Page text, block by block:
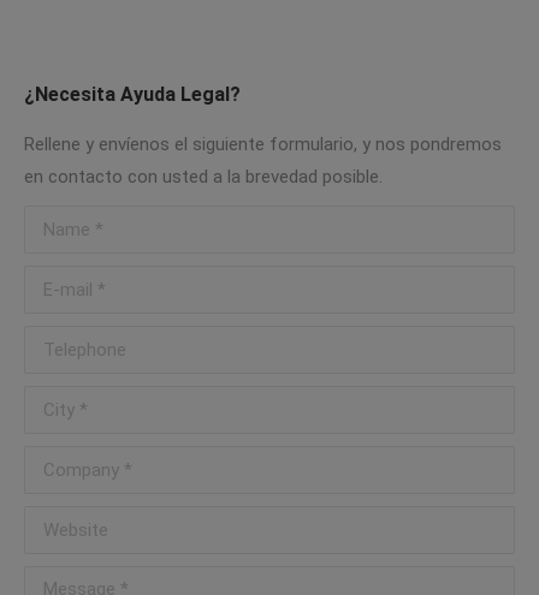
¿Necesita Ayuda Legal?
Rellene y envíenos el siguiente formulario, y nos pondremos
en contacto con usted a la brevedad posible.
Name *
E-mail *
Telephone
City *
Company *
Website
Message *